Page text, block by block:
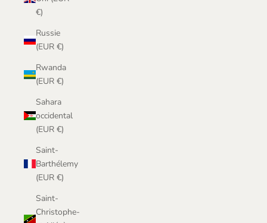
€)
Russie
(EUR €)
Rwanda
(EUR €)
Sahara
occidental
(EUR €)
Saint-
Barthélemy
(EUR €)
Saint-
Christophe-